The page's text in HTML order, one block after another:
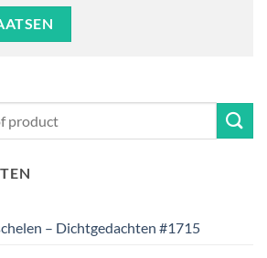
– Dichtgedachten #1715